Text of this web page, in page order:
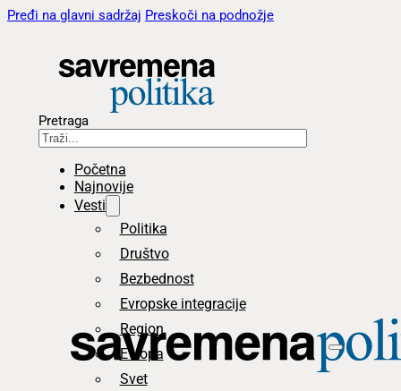
Pređi na glavni sadržaj Preskoči na podnožje
Pretraga
Početna
Najnovije
Vesti
Politika
Društvo
Bezbednost
Evropske integracije
Region
Evropa
Svet